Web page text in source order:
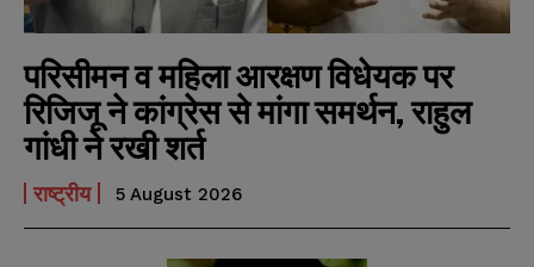
परिसीमन व महिला आरक्षण विधेयक पर
रिजिजू ने कांग्रेस से मांगा समर्थन, राहुल
गांधी ने रखी शर्त
राष्ट्रीय 5 August 2026